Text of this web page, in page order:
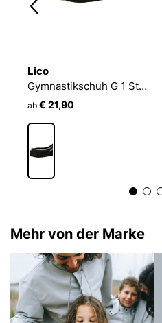
Lico
Gymnastikschuh G 1 Style
ab € 21,90
Mehr von der Marke